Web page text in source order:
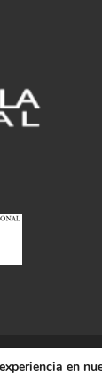
los derechos
en